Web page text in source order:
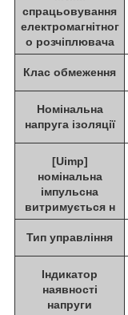
спрацьовування
електромагнітног
о розчіплювача
Клас обмеження
Номінальна
напруга ізоляції
[Uimp]
номінальна
імпульсна
витримується н
Тип управління
Індикатор
наявності
напруги